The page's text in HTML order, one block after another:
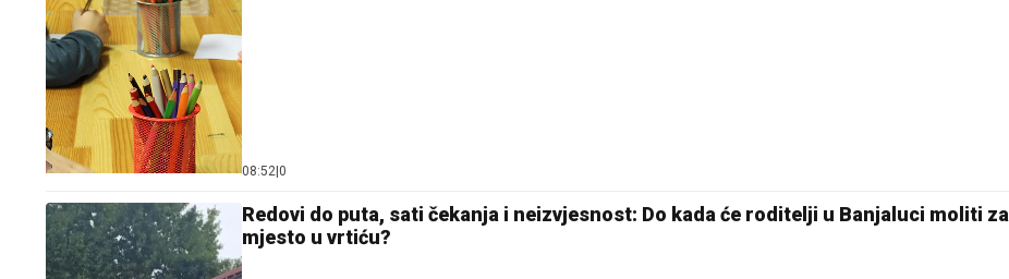
08:52 0
Redovi do puta, sati čekanja i neizvjesnost: Do kada će roditelji u Banjaluci moliti za
mjesto u vrtiću?
18 °C